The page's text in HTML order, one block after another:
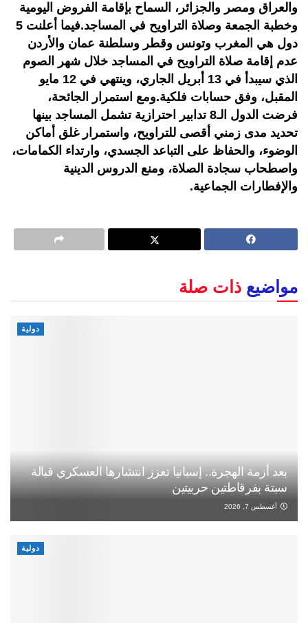
والعراق ومصر والجزائر، السماح بإقامة الفروض اليومية
وخطبة الجمعة وصلاة التراويح في المساجد.فيما أعلنت 5
دول هي المغرب وتونس وقطر وسلطنة عمان والأردن
عدم إقامة صلاة التراويح في المساجد خلال شهر الصوم
الذي سيبدأ في 13 أبريل الجاري، وينتهي في 12 مايو
المقبل، وفق حسابات فلكية.ومع استمرار الجائحة،
فرضت الدول الـ8 تدابير احترازية تشمل المساجد بينها
تحديد مدى زمني أقصى للتراويح، واستمرار غلق أماكن
الوضوء، والحفاظ على التباعد الجسدي، وارتداء الكمامات،
واصطحاب سجادة الصلاة، ومنع الدروس الدينية
والإفطارات الجماعية.
مواضيع ذات صلة
دولية
بعد أزمة الهجرة.. إسبانيا تعزز انتشارها العسكري قبالة
سبتة بفرقاطتين حربيتين
أغسطس 7, 2026
دولية